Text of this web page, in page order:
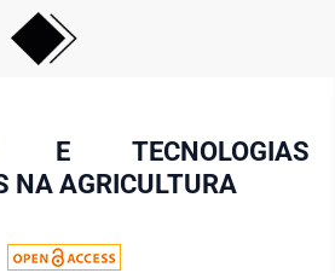
E TECNOLOGIAS
NA AGRICULTURA